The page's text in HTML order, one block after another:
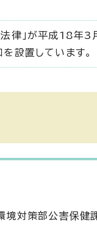
法律」が平成18年
設置しています。
境対策部公害保健